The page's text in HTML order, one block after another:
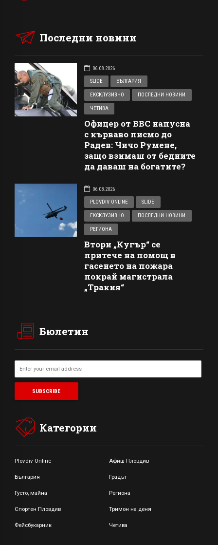
Последни новини
06.08.2026
SLIDE
БЪЛГАРИЯ
ЕКСКЛУЗИВНО ПОСЛЕДНИ НОВИНИ
ЧЕТИВА
Офицер от ВВС напусна
с кърваво писмо до
Радев: Чичо Румене,
защо взимаш от бедните
да даваш на богатите?
06.08.2026
PLOVDIV ONLINE
SLIDE
ЕКСКЛУЗИВНО ПОСЛЕДНИ НОВИНИ
РЕГИОНА
Втори „Кугър“ се
притече на помощ в
гасенето на пожара
покрай магистрала
„Тракия“
Бюлетин
Категории
Plovdiv Online Афиш Пловдив
България Градът
Густо, майна Региона
Спортен Пловдив Тримон на деня
Фейсбукарник Четива